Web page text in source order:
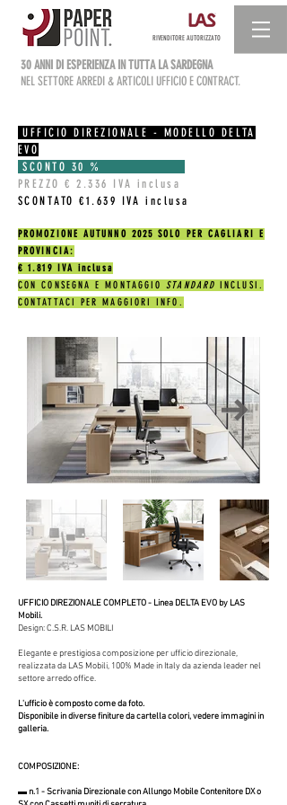
RIVENDITORE AUTORIZZATO
30 ANNI DI ESPERIENZA IN TUTTA LA SARDEGNA
NEL SETTORE ARREDI & ARTICOLI UFFICIO E CONTRACT.
UFFICIO DIREZIONALE - MODELLO DELTA
EVO
SCONTO 30 %
PREZZO € 2.336 IVA inclusa
SCONTATO €1.639 IVA inclusa
PROMOZIONE AUTUNNO 2025 SOLO PER CAGLIARI E
PROVINCIA:
€ 1.819 IVA inclusa
CON CONSEGNA E MONTAGGIOSTANDARD INCLUSI.
CONTATTACI PER MAGGIORI INFO.
UFFICIO DIREZIONALE COMPLETO - Linea DELTA EVO by LAS
Mobili.
Design: C.S.R. LAS MOBILI
Elegante e prestigiosa composizione per ufficio direzionale,
realizzata da LAS Mobili, 100% Made in Italy da azienda leader nel
settore arredo office.
L'ufficio è composto come da foto.
Disponibile in diverse finiture da cartella colori, vedere immagini in
galleria.
COMPOSIZIONE:
▬ n.1 - Scrivania Direzionale con Allungo Mobile Contenitore DX o